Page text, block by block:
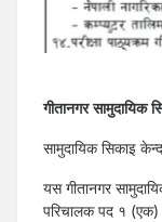
गीतानगर सामुदायिक
सामुदायिक सिकाइ
यस गीतानगर
परिचालक पद १ (एक)